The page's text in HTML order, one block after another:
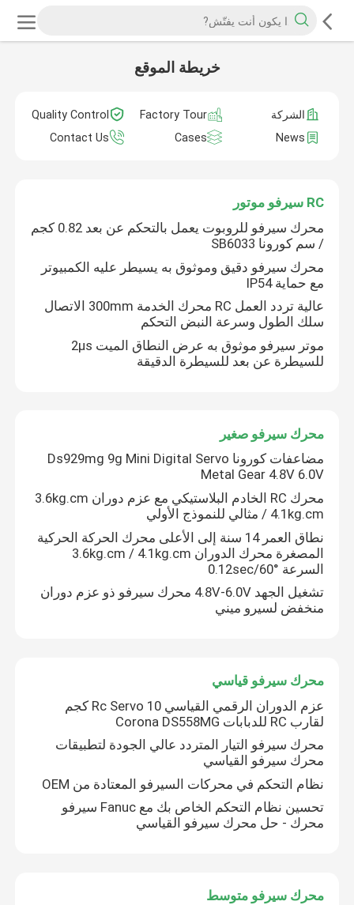
خريطة الموقع
الشركة Factory Tour
Quality Control
News
Cases
Contact Us
RC سيرفو موتور
محرك سيرفو للروبوت يعمل بالتحكم عن بعد 0.82 كجم
/ سم كورونا SB6033
محرك سيرفو دقيق وموثوق به يسيطر عليه الكمبيوتر
مع حماية IP54
عالية تردد العمل RC محرك الخدمة 300mm الاتصال
سلك الطول وسرعة النبض التحكم
موتر سيرفو موثوق به عرض النطاق الميت 2μs
للسيطرة عن بعد للسيطرة الدقيقة
محرك سيرفو صغير
مضاعفات كورونا Ds929mg 9g Mini Digital Servo
Metal Gear 4.8V 6.0V
محرك RC الخادم البلاستيكي مع عزم دوران 3.6kg.cm
/ 4.1kg.cm مثالي للنموذج الأولي
نطاق العمر 14 سنة إلى الأعلى محرك الحركة الحركية
المصغرة محرك الدوران 3.6kg.cm / 4.1kg.cm
السرعة 0.12sec/60°
تشغيل الجهد 4.8V-6.0V محرك سيرفو ذو عزم دوران
منخفض لسيرو ميني
محرك سيرفو قياسي
عزم الدوران الرقمي القياسي Rc Servo 10 كجم
لقارب RC للدبابات Corona DS558MG
محرك سيرفو التيار المتردد عالي الجودة لتطبيقات
محرك سيرفو القياسي
نظام التحكم في محركات السيرفو المعتادة من OEM
تحسين نظام التحكم الخاص بك مع Fanuc سيرفو
محرك - حل محرك سيرفو القياسي
محرك سيرفو متوسط